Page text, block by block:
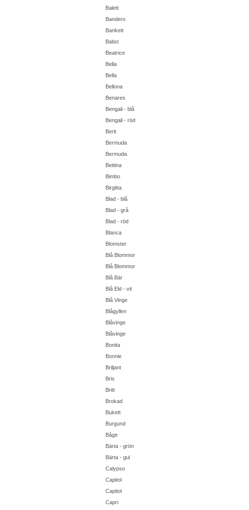
Balett
Bandero
Bankett
Batist
Beatrice
Bella
Bella
Bellona
Benares
Bengali - blå
Bengali - röd
Berit
Bermuda
Bermuda
Bettina
Bimbo
Birgitta
Blad - blå
Blad - grå
Blad - röd
Blanca
Blomster
Blå Blommor
Blå Blommor
Blå Bär
Blå Eld - vit
Blå Vinge
Blågyllen
Blåvinge
Blåvinge
Bonita
Bonnie
Briljant
Bris
Britt
Brokad
Bukett
Burgund
Båge
Bärta - grön
Bärta - gul
Calypso
Capitol
Capitol
Capri